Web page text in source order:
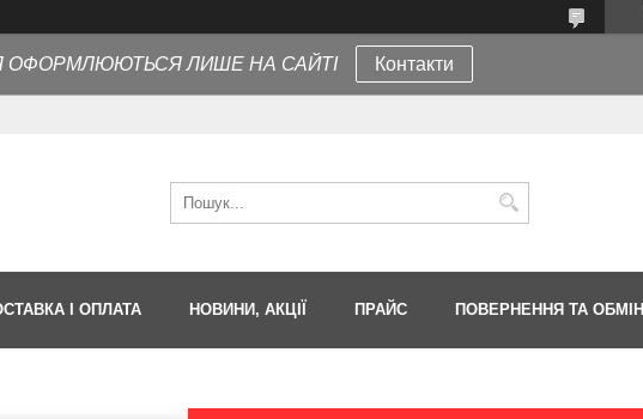
ОФОРМЛЮЮТЬСЯ ЛИШЕ НА САЙТІ Контакти
І ОПЛАТА НОВИНИ, АКЦІЇ ПРАЙС ПОВЕРНЕННЯ ТА ОБМІН